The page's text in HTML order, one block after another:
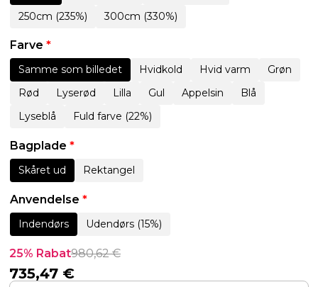
250cm (235%)
300cm (330%)
Farve *
Samme som billedet Hvidkold Hvid varm
Grøn
Rød
Lyserød Lilla Gul Appelsin
Blå
Lyseblå
Fuld farve (22%)
Bagplade *
Skåret ud Rektangel
Anvendelse *
Indendørs Udendørs (15%)
25% Rabat980,62€
735,47 €